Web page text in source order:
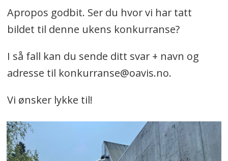
Apropos godbit. Ser du hvor vi har tatt
bildet til denne ukens konkurranse?
I så fall kan du sende ditt svar + navn og
adresse til konkurranse@oavis.no.
Vi ønsker lykke til!